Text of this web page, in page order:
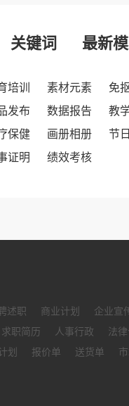
关键词 最新
培训 素材元素
免
发布 数据报告
教
保健 画册相册
节
证明 绩效考核
述职 商业计划
企业宣
求职简历 人事行政
法
划 报价单 送货单